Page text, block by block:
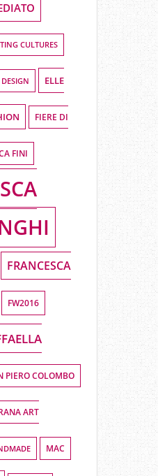
CULTURES
DESIGN ELLE
FIERE DI
FINI
FRANCESCA
FW2016
PIERO COLOMBO
ART
MAC